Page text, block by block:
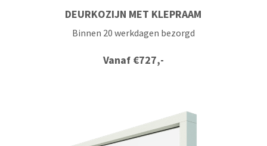
DEURKOZIJN MET KLEPRAAM
Vanaf €727,-
Binnen 20 werkdagen bezorgd